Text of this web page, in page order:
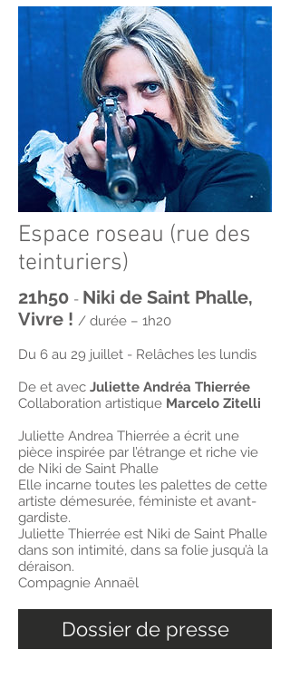
Espace roseau (rue des
teinturiers)
21h50 - Niki de Saint Phalle,
Vivre ! / durée – 1h20
Du 6 au 29 juillet - Relâches les lundis
De et avec Juliette Andréa Thierrée
Collaboration artistique Marcelo Zitelli
Juliette Andrea Thierrée a écrit une
pièce inspirée par l’étrange et riche vie
de Niki de Saint Phalle
Elle incarne toutes les palettes de cette
artiste démesurée, féministe et avant-
gardiste.
Juliette Thierrée est Niki de Saint Phalle
dans son intimité, dans sa folie jusqu’à la
déraison.
Compagnie Annaël
Dossier de presse